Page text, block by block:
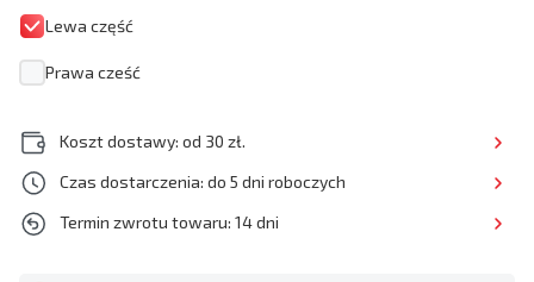
Lewa część
Prawa cześć
Koszt dostawy: od 30 zł.
Czas dostarczenia: do 5 dni roboczych
Termin zwrotu towaru: 14 dni